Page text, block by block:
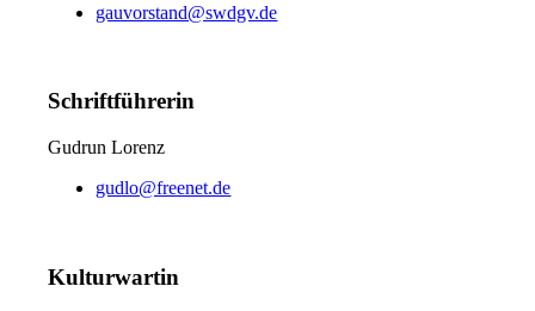
gauvorstand@swdgv.de
Schriftführerin
Gudrun Lorenz
gudlo@freenet.de
Kulturwartin